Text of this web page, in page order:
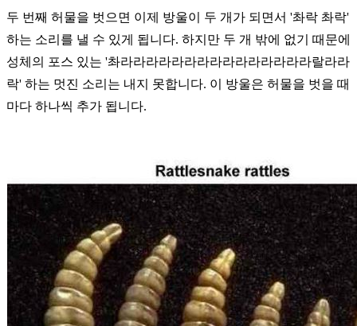
두 번째 허물을 벗으면 이제 방울이 두 개가 되면서 '촤락 촤락'
하는 소리를 낼 수 있게 됩니다. 하지만 두 개 밖에 없기 때문에
성체의 포스 있는 '촤라라라라라라라라라라라라라라라랄라라
락' 하는 멋진 소리는 내지 못합니다. 이 방울은 허물을 벗을 때
마다 하나씩 추가 됩니다.